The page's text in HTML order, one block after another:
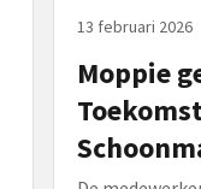
13 februari 2026
Moppie